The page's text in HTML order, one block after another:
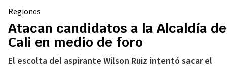
Regiones
Atacan candidatos a la Alcaldía de
Cali en medio de foro
El escolta del aspirante Wilson Ruiz intentó sacar el